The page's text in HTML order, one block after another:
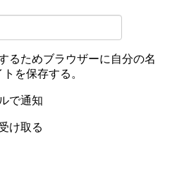
るためブラウザーに自分の名
を保存する。
で通知
け取る